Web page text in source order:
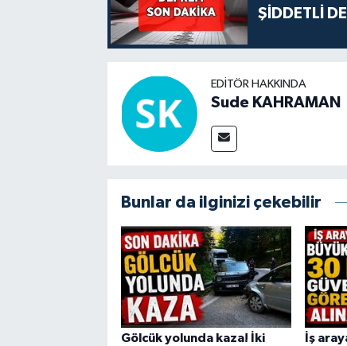
ŞİDDETLİ
EDITÖR HAKKINDA
Sude KAHRAMAN
Bunlar da ilginizi çekebilir
Gölcük yolunda kaza! İki
İş